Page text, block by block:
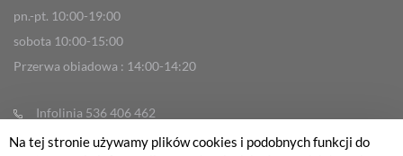
pn.-pt. 10:00-19:00
sobota 10:00-15:00
Przerwa obiadowa : 14:00-14:20
Infolinia 536 406 462
info@fabrykarowerow.com
Na tej stronie używamy plików cookies i podobnych funkcji do